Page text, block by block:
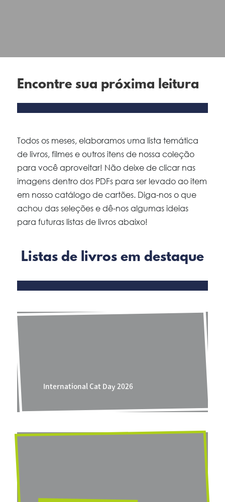
Encontre sua próxima leitura
Todos os meses, elaboramos uma lista temática
de livros, filmes e outros itens de nossa coleção
para você aproveitar! Não deixe de clicar nas
imagens dentro dos PDFs para ser levado ao item
em nosso catálogo de cartões. Diga-nos o que
achou das seleções e dê-nos algumas ideias
para futuras listas de livros abaixo!
Listas de livros em destaque
International Cat Day 2026